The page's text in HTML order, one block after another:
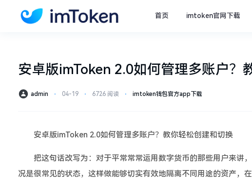
首页 imtoken官网下载
安卓版imToken 2.0如何管理多账户？
admin ⋅ 04-19 ⋅ 6726 阅读 ⋅ imtoken钱包官方app下载
安卓版imToken 2.0如何管理多账户？教你轻松创建和切换
把这句话改写为：对于平常常常运用数字货币的那些用户来讲
况是很常见的状态，这样做能够切实有效地隔离不同用途的资产，